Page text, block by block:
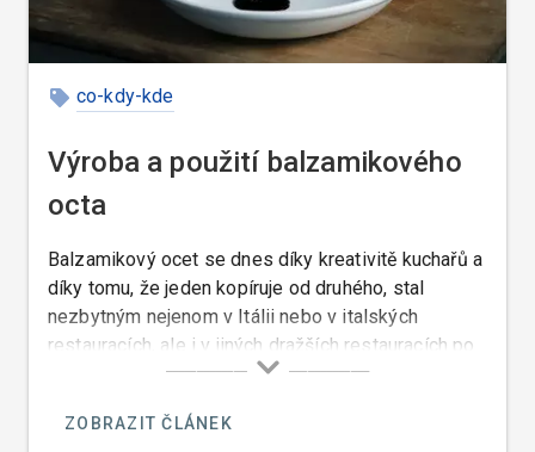
co-kdy-kde
Výroba a použití balzamikového
octa
Balzamikový ocet se dnes díky kreativitě kuchařů a
díky tomu, že jeden kopíruje od druhého, stal
nezbytným nejenom v Itálii nebo v italských
restauracích, ale i v jiných dražších restauracích po
celém světě. Italové používají balzamikový ocet již
červený a bílý.
ZOBRAZIT ČLÁNEK